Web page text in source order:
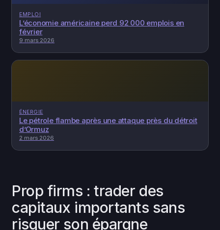
EMPLOI
L’économie américaine perd 92 000 emplois en
février
9 mars 2026
ÉNERGIE
Le pétrole flambe après une attaque près du détroit
d’Ormuz
2 mars 2026
Prop firms : trader des
capitaux importants sans
risquer son épargne